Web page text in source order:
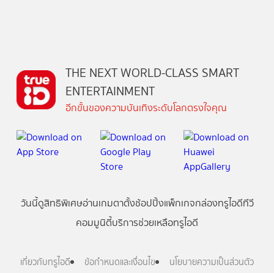
THE NEXT WORLD-CLASS SMART
ENTERTAINMENT
อีกขั้นของความบันเทิงระดับโลกตรงใจคุณ
วันนี้ดูสิทธิพิเศษอ่านเกมตาตั้งช้อปปิ้งแพ็กเกจกล่องทรูไอดีทีวี
คอมมูนิตี้บริการช่วยเหลือทรูไอดี
เกี่ยวกับทรูไอดี ข้อกำหนดและเงื่อนไข นโยบายความเป็นส่วนตัว